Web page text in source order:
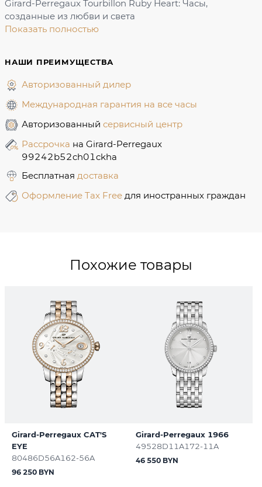
Girard-Perregaux Tourbillon Ruby Heart: Часы,
созданные из любви и света
Показать полностью
НАШИ ПРЕИМУЩЕСТВА
Авторизованный дилер
Международная гарантия на все часы
Авторизованный сервисный центр
Рассрочка на Girard-Perregaux
99242b52ch01ckha
Бесплатная доставка
Оформление Tax Free для иностранных граждан
Похожие товары
Girard-Perregaux CAT'S
EYE
80486D56A162-56A
96 250 BYN
Girard-Perregaux 1966
49528D11A172-11A
46 550 BYN